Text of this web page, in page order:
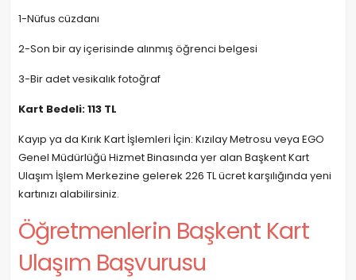
1-Nüfus cüzdanı
2-Son bir ay içerisinde alınmış öğrenci belgesi
3-Bir adet vesikalık fotoğraf
Kart Bedeli: 113 TL
Kayıp ya da Kırık Kart İşlemleri İçin: Kızılay Metrosu veya EGO
Genel Müdürlüğü Hizmet Binasında yer alan Başkent Kart
Ulaşım İşlem Merkezine gelerek 226 TL ücret karşılığında yeni
kartınızı alabilirsiniz.
Öğretmenlerin Başkent Kart
Ulaşım Başvurusu